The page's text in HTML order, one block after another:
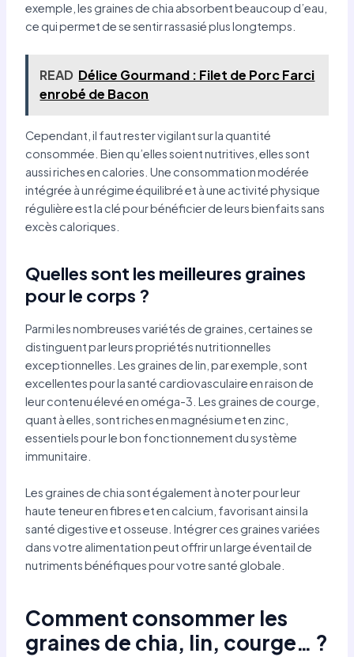
exemple, les graines de chia absorbent beaucoup d’eau,
ce qui permet de se sentir rassasié plus longtemps.
READ Délice Gourmand : Filet de Porc Farci
enrobé de Bacon
Cependant, il faut rester vigilant sur la quantité
consommée. Bien qu’elles soient nutritives, elles sont
aussi riches en calories. Une consommation modérée
intégrée à un régime équilibré et à une activité physique
régulière est la clé pour bénéficier de leurs bienfaits sans
excès caloriques.
Quelles sont les meilleures graines
pour le corps ?
Parmi les nombreuses variétés de graines, certaines se
distinguent par leurs propriétés nutritionnelles
exceptionnelles. Les graines de lin, par exemple, sont
excellentes pour la santé cardiovasculaire en raison de
leur contenu élevé en oméga-3. Les graines de courge,
quant à elles, sont riches en magnésium et en zinc,
essentiels pour le bon fonctionnement du système
immunitaire.
Les graines de chia sont également à noter pour leur
haute teneur en fibres et en calcium, favorisant ainsi la
santé digestive et osseuse. Intégrer ces graines variées
dans votre alimentation peut offrir un large éventail de
nutriments bénéfiques pour votre santé globale.
Comment consommer les
graines de chia, lin, courge… ?